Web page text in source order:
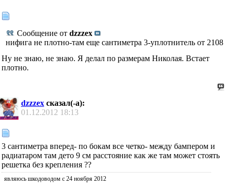
Сообщение от dzzzex
нифига не плотно-там еще сантиметра 3-уплотнитель от 2108
Ну не знаю, не знаю. Я делал по размерам Николая. Встает
плотно.
dzzzexсказал(-а):
01.12.2012 18:13
3 сантиметра вперед- по бокам все четко- между бампером и
радиатаром там дето 9 см расстояние как же там может стоять
решетка без крепления ??
являюсь шкодоводом с 24 ноября 2012